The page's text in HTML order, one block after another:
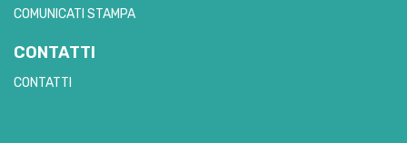
COMUNICATI STAMPA
CONTATTI
CONTATTI